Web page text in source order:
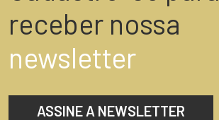
receber nossa
newsletter
ASSINE A NEWSLETTER